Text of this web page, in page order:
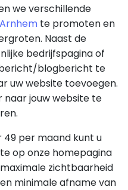
we verschillende
te promoten en
Naast de
bedrijfspagina of
blogbericht te
uw website toevoegen.
jouw website te
49 per maand kunt u
op onze homepagina
zichtbaarheid
minimale afname van